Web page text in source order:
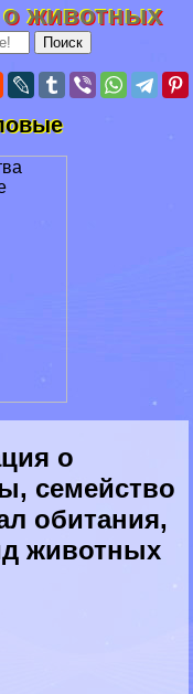
о животных
о
семейство
обитания,
животных